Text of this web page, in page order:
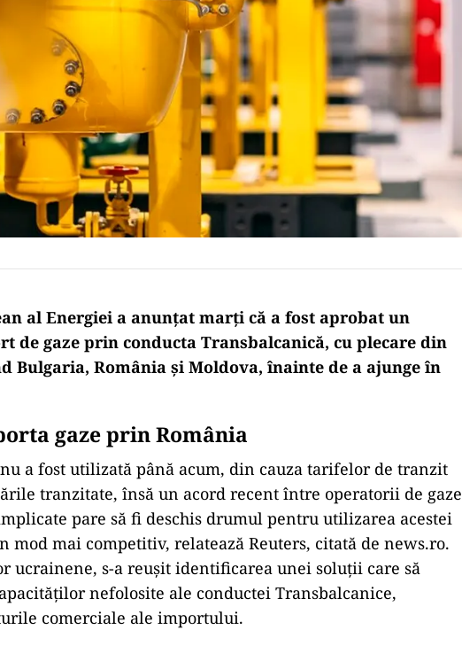
al Energiei a anunţat marţi că a fost aprobat un
de gaze prin conducta Transbalcanică, cu plecare din
Bulgaria, România şi Moldova, înainte de a ajunge în
gaze prin România
a fost utilizată până acum, din cauza tarifelor de tranzit
tranzitate, însă un acord recent între operatorii de gaze
pare să fi deschis drumul pentru utilizarea acestei
mai competitiv, relatează Reuters, citată de news.ro.
ucrainene, s-a reuşit identificarea unei soluţii care să
nefolosite ale conductei Transbalcanice,
comerciale ale importului.